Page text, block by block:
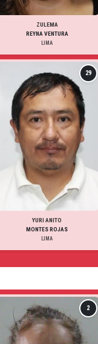
ZULEMA
REYNA VENTURA
LIMA
29
YURI ANITO
MONTES ROJAS
LIMA
2